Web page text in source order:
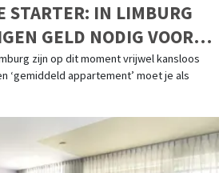
STARTER: IN LIMBURG
GELD NODIG VOOR
zijn op dit moment vrijwel kansloos
‘gemiddeld appartement’ moet je als